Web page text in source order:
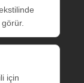
için